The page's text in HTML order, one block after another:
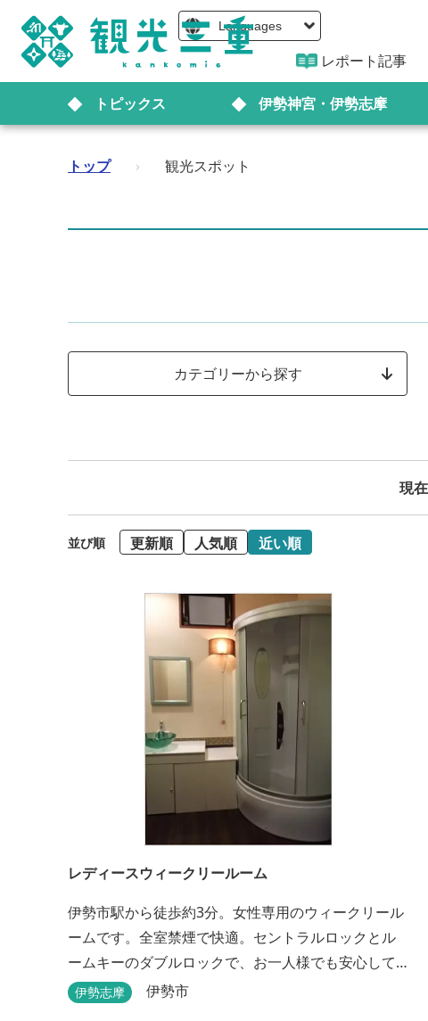
Languages
レポート記事
トピックス 伊勢神宮・伊勢志摩
トップ › 観光スポット
カテゴリーから探す
現
並び順 更新順 人気順 近い順
レディースウィークリールーム
伊勢市駅から徒歩約3分。女性専用のウィークリール
ームです。全室禁煙で快適。セントラルロックとル
ームキーのダブルロックで、お一人様でも安心して
宿泊できます。
伊勢志摩 伊勢市